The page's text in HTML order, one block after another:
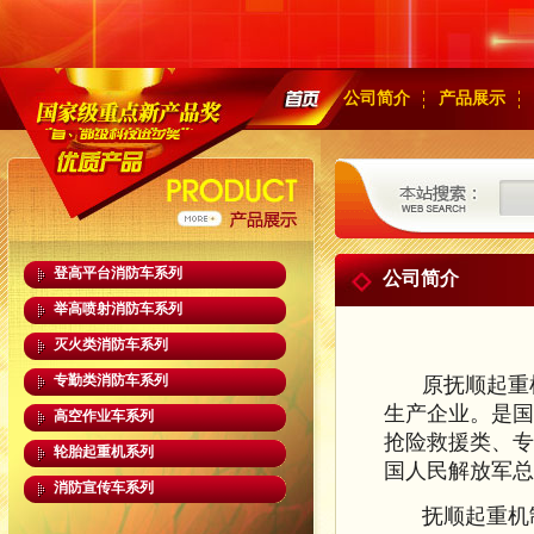
公司简介 产品展示
登高平台消防车系列
举高喷射消防车系列
灭火类消防车系列
专勤类消防车系列
高空作业车系列
轮胎起重机系列
消防宣传车系列
公司简介
原抚顺起
生产企业。是
抢险救援类、
国人民解放军
抚顺起重